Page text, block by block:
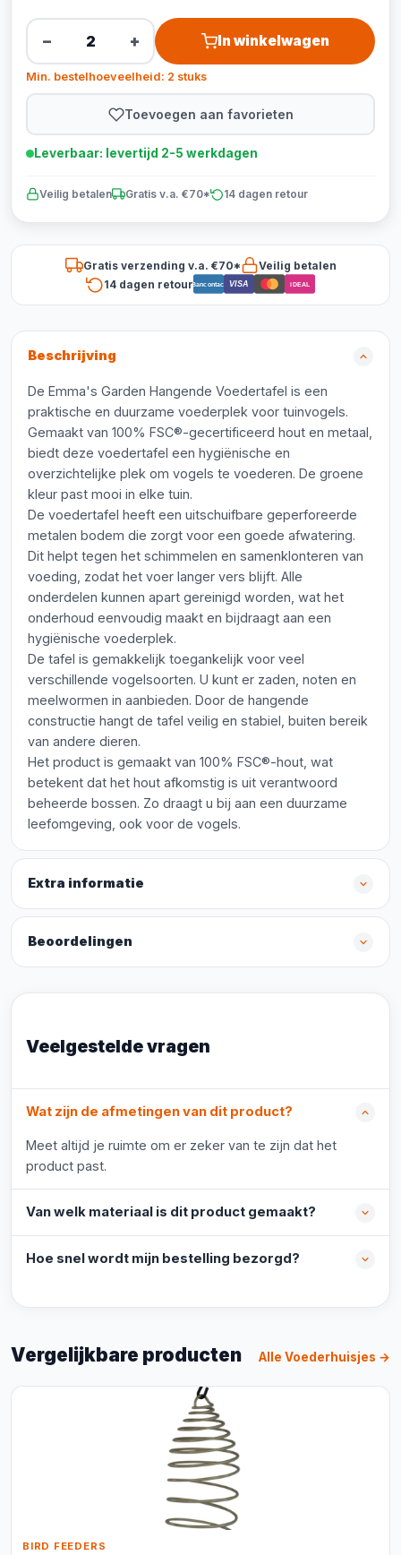
− + In winkelwagen
Min. bestelhoeveelheid: 2 stuks
Toevoegen aan favorieten
Leverbaar: levertijd 2-5 werkdagen
Veilig betalen Gratis v.a. €70* 14 dagen retour
Gratis verzending v.a. €70*
Veilig betalen
14 dagen retourBancontact VISA iDEAL
Beschrijving
De Emma's Garden Hangende Voedertafel is een
praktische en duurzame voederplek voor tuinvogels.
Gemaakt van 100% FSC®-gecertificeerd hout en metaal,
biedt deze voedertafel een hygiënische en
overzichtelijke plek om vogels te voederen. De groene
kleur past mooi in elke tuin.
De voedertafel heeft een uitschuifbare geperforeerde
metalen bodem die zorgt voor een goede afwatering.
Dit helpt tegen het schimmelen en samenklonteren van
voeding, zodat het voer langer vers blijft. Alle
onderdelen kunnen apart gereinigd worden, wat het
onderhoud eenvoudig maakt en bijdraagt aan een
hygiënische voederplek.
De tafel is gemakkelijk toegankelijk voor veel
verschillende vogelsoorten. U kunt er zaden, noten en
meelwormen in aanbieden. Door de hangende
constructie hangt de tafel veilig en stabiel, buiten bereik
van andere dieren.
Het product is gemaakt van 100% FSC®-hout, wat
betekent dat het hout afkomstig is uit verantwoord
beheerde bossen. Zo draagt u bij aan een duurzame
leefomgeving, ook voor de vogels.
Extra informatie
Beoordelingen
Veelgestelde vragen
Wat zijn de afmetingen van dit product?
Meet altijd je ruimte om er zeker van te zijn dat het
product past.
Van welk materiaal is dit product gemaakt?
Hoe snel wordt mijn bestelling bezorgd?
Vergelijkbare producten Alle Voederhuisjes →
BIRD FEEDERS